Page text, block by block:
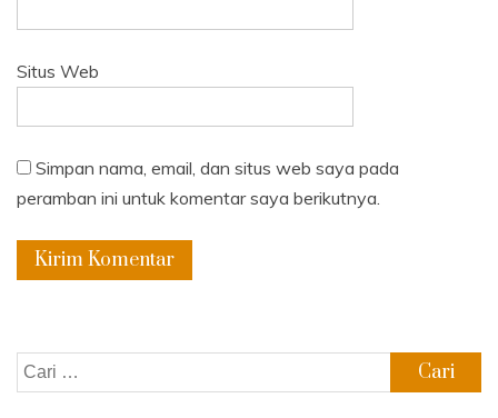
Situs Web
Simpan nama, email, dan situs web saya pada
peramban ini untuk komentar saya berikutnya.
Cari
untuk: